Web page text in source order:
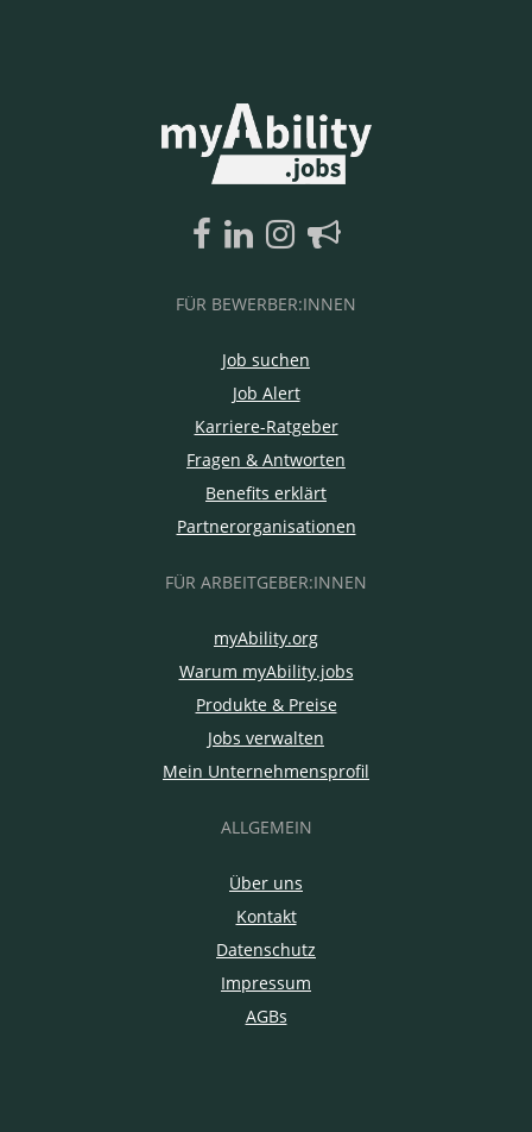
FÜR BEWERBER:INNEN
Job suchen
Job Alert
Karriere-Ratgeber
Fragen & Antworten
Benefits erklärt
Partnerorganisationen
FÜR ARBEITGEBER:INNEN
myAbility.org
Warum myAbility.jobs
Produkte & Preise
Jobs verwalten
Mein Unternehmensprofil
ALLGEMEIN
Über uns
Kontakt
Datenschutz
Impressum
AGBs